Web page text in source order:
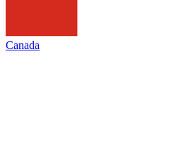
Canada